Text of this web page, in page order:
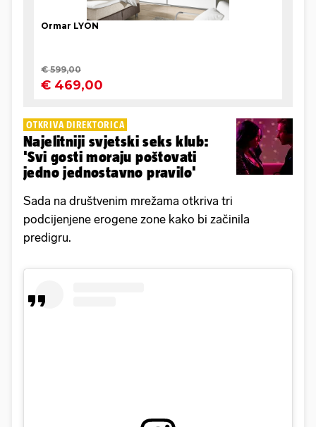
OTKRIVA DIREKTORICA
Najelitniji svjetski seks klub:
'Svi gosti moraju poštovati
jedno jednostavno pravilo'
Sada na društvenim mrežama otkriva tri
podcijenjene erogene zone kako bi začinila
predigru.